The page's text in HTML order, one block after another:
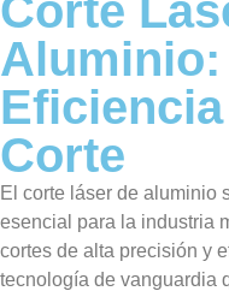
Corte
Corte
El corte láser de aluminio
esencial para la industria
cortes de alta precisión y
tecnología de vanguardia